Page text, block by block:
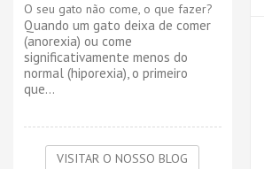
O seu gato não come, o que fazer?
Quando um gato deixa de comer
(anorexia) ou come
significativamente menos do
normal (hiporexia), o primeiro
que...
VISITAR O NOSSO BLOG